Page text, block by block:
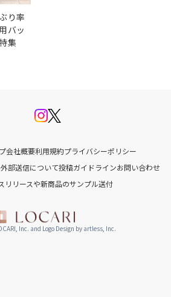
り率
バッ
集
会社概要利用規約プライバシーポリシー
部送信について投稿ガイドラインお問い合わせ
リリースや新商品のサンプル送付
Inc. and Logo Design by artless, Inc.